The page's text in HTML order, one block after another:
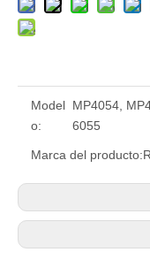
Model
o:
MP4054,
6055
Marca del producto: